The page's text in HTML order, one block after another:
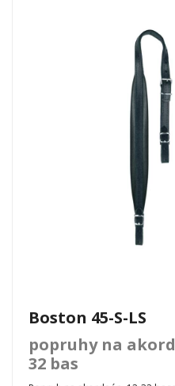
Boston 45-S-LS
popruhy na
32 bas